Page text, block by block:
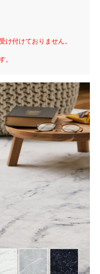
け付けておりません。
。